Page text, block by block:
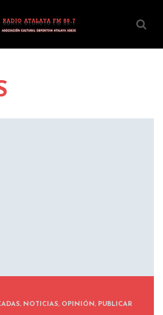
, NOTICIAS, OPINIÓN, PUBLICAR